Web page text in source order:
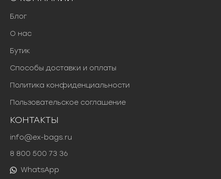
Блог
О нас
Бутик
Способы доставки и оплаты
Политика конфиденциальности
Пользовательское соглашение
КОНТАКТЫ
info@ex-bags.ru
8 800 500 73 36
WhatsApp